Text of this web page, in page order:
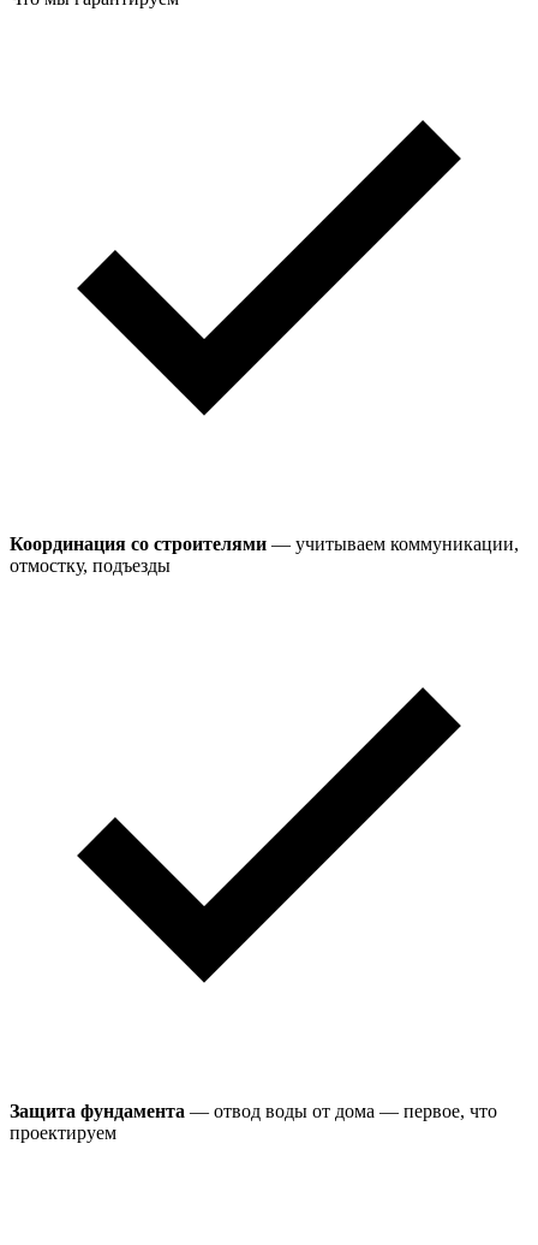
Координация со строителями — учитываем коммуникации,
отмостку, подъезды
Защита фундамента — отвод воды от дома — первое, что
проектируем